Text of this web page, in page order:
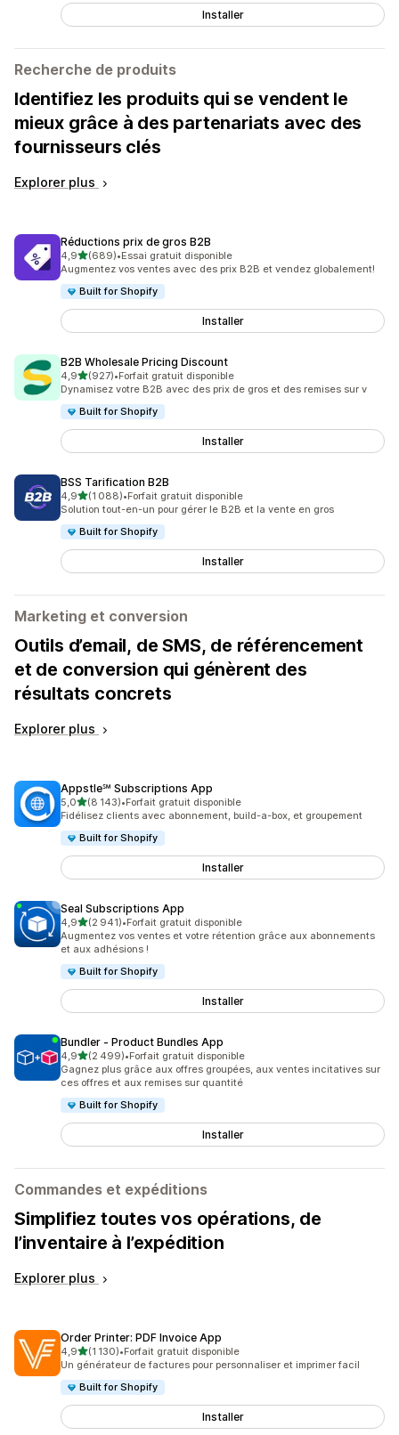
Installer
Recherche de produits
Identifiez les produits qui se vendent le
mieux grâce à des partenariats avec des
fournisseurs clés
Explorer plus
Réductions prix de gros B2B
4,9étoile(s) sur 5
(689)
689 avis au total
•Essai gratuit disponible
Augmentez vos ventes avec des prix B2B et vendez globalement!
Built for Shopify
Installer
B2B Wholesale Pricing Discount
4,9étoile(s) sur 5
(927)
927 avis au total
•Forfait gratuit disponible
Dynamisez votre B2B avec des prix de gros et des remises sur v
Built for Shopify
Installer
BSS Tarification B2B
4,9étoile(s) sur 5
(1 088)
1088 avis au total
•Forfait gratuit disponible
Solution tout-en-un pour gérer le B2B et la vente en gros
Built for Shopify
Installer
Marketing et conversion
Outils d’email, de SMS, de référencement
et de conversion qui génèrent des
résultats concrets
Explorer plus
Appstle℠ Subscriptions App
5,0étoile(s) sur 5
(8 143)
8143 avis au total
•Forfait gratuit disponible
Fidélisez clients avec abonnement, build-a-box, et groupement
Built for Shopify
Installer
Seal Subscriptions App
4,9étoile(s) sur 5
(2 941)
2941 avis au total
•Forfait gratuit disponible
Augmentez vos ventes et votre rétention grâce aux abonnements
et aux adhésions !
Built for Shopify
Installer
Bundler ‑ Product Bundles App
4,9étoile(s) sur 5
(2 499)
2499 avis au total
•Forfait gratuit disponible
Gagnez plus grâce aux offres groupées, aux ventes incitatives sur
ces offres et aux remises sur quantité
Built for Shopify
Installer
Commandes et expéditions
Simplifiez toutes vos opérations, de
l’inventaire à l’expédition
Explorer plus
Order Printer: PDF Invoice App
4,9étoile(s) sur 5
(1 130)
1130 avis au total
•Forfait gratuit disponible
Un générateur de factures pour personnaliser et imprimer facil
Built for Shopify
Installer